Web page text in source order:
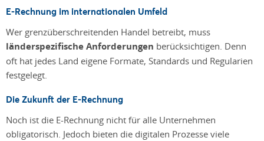
E-Rechnung im internationalen Umfeld
Wer grenzüberschreitenden Handel betreibt, muss
länderspezifische Anforderungen berücksichtigen. Denn
oft hat jedes Land eigene Formate, Standards und Regularien
festgelegt.
Die Zukunft der E-Rechnung
Noch ist die E-Rechnung nicht für alle Unternehmen
obligatorisch. Jedoch bieten die digitalen Prozesse viele